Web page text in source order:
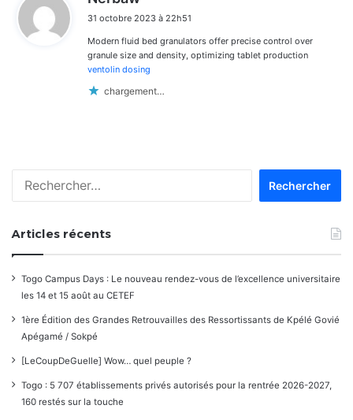
t
:
31 octobre 2023 à 22h51
Modern fluid bed granulators offer precise control over
granule size and density, optimizing tablet production
ventolin dosing
chargement…
Articles récents
Togo Campus Days : Le nouveau rendez-vous de l’excellence universitaire
les 14 et 15 août au CETEF
1ère Édition des Grandes Retrouvailles des Ressortissants de Kpélé Govié
Apégamé / Sokpé
[LeCoupDeGuelle] Wow… quel peuple ?
Togo : 5 707 établissements privés autorisés pour la rentrée 2026-2027,
160 restés sur la touche